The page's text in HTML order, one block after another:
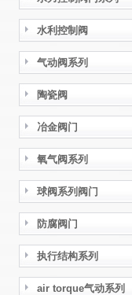
水利控制阀
气动阀系列
陶瓷阀
冶金阀门
氧气阀系列
球阀系列阀门
防腐阀门
执行结构系列
air torque气动系列